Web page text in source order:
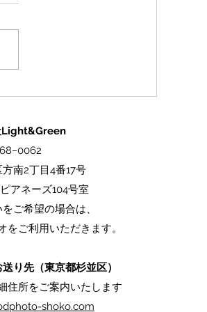
ECサイトオープン】料
オンラインショップが
ンしました！
Light&Green
南2丁目4番17号
アネーズ104号室
ご希望の場合は、
をご利用いただきます。
り先（東京都杉並区）
住所をご案内いたします
shoko.com